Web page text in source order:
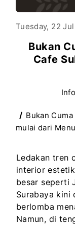
Tuesday, 22
Bukan
Cafe
Bukan
mulai dari
Ledakan tren
interior
besar seperti
Surabaya kini
berlomba
Namun, di